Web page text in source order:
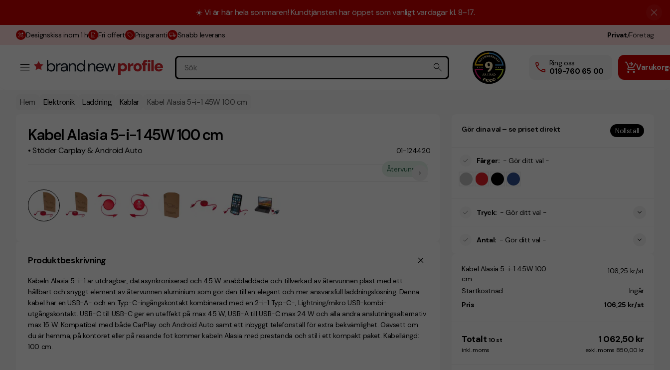
☀️ Vi är här hela sommaren! Kundtjänsten har öppet som vanligt vardagar kl. 8–17.
Designskiss inom 1 h Fri offert Prisgaranti Snabb leverans Privat/Företag
Ring oss
019-760 65 00
Hem Elektronik Laddning Kablar Kabel Alasia 5-i-1 45W 100 cm
Kabel Alasia 5-i-1 45W 100 cm
• Stöder Carplay & Android Auto 01-124420
Återvunnet
Produktbeskrivning
Kabeln Alasia 5-i-1 är utdragbar, datasynkroniserad och 45 W snabbladdade och tillverkad av återvunnen plast med ett
hållbart och snyggt element av återvunnen aluminium som gör den till en elegant och mer ansvarsfull laddningslösning. Denna
kabel har en USB-A- och en Typ-C-ingångskontakt kombinerad med en 2-i-1 Typ-C-, Lightning/mikro USB-kombi-
utgångskontakt. USB-C till USB-C ger en uteffekt på max 45 W, USB-A till USB-C max 24 W och alla andra anslutningsalternativ
max 15 W. Kompatibel med både CarPlay och Android Auto samt ett inbyggt telefonställ för extra bekvämlighet. Oavsett om
du är hemma, på kontoret eller på resande fot kommer kabeln Alasia med prestanda och stil i ett kompakt paket. Kabellängd:
100 cm.
Gör dina val – se priset direkt Nollställ
Färger: - Gör ditt val -
Tryck: - Gör ditt val -
Antal: - Gör ditt val -
Kabel Alasia 5-i-1 45W 100
cm
106,25 kr/st
Startkostnad
Ingår
Pris
106,25 kr/st
Totalt 10 st 1 062,50 kr
inkl. moms exkl. moms 850,00 kr